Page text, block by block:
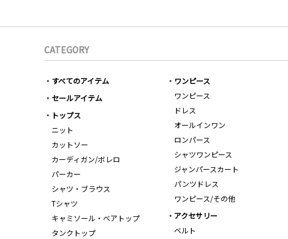
CATEGORY
すべてのアイテム
セールアイテム
トップス
ニット
カットソー
カーディガン/ボレロ
パーカー
シャツ・ブラウス
Tシャツ
キャミソール・ベアトップ
タンクトップ
ワンピース
ワンピース
ドレス
オールインワン
ロンパース
シャツワンピース
ジャンパースカート
パンツドレス
ワンピース/その他
アクセサリー
ベルト